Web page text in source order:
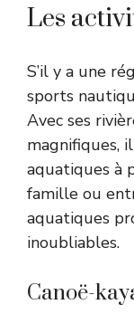
Les
S’il y a une
sports
Avec ses
magnifiques,
aquatiques à
famille ou
aquatiques
inoubliables.
Canoë-